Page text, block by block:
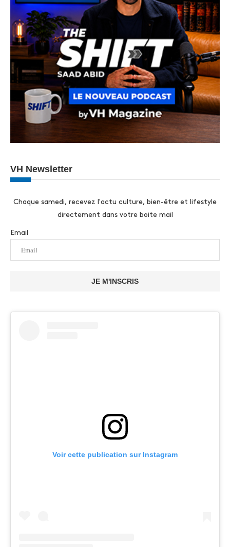
VH Newsletter
Chaque samedi, recevez l'actu culture, bien-être et lifestyle
directement dans votre boite mail
Email
JE M'INSCRIS
Voir cette publication sur Instagram